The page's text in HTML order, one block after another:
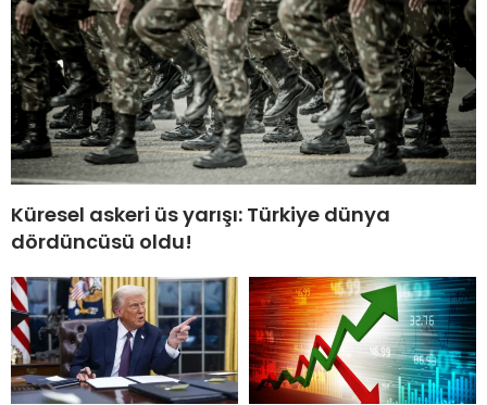
Küresel askeri üs yarışı: Türkiye dünya
dördüncüsü oldu!